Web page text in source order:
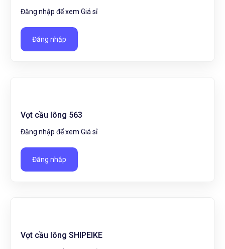
Đăng nhập để xem Giá sỉ
Đăng nhập
Vợt cầu lông 563
Đăng nhập để xem Giá sỉ
Đăng nhập
Vợt cầu lông SHIPEIKE